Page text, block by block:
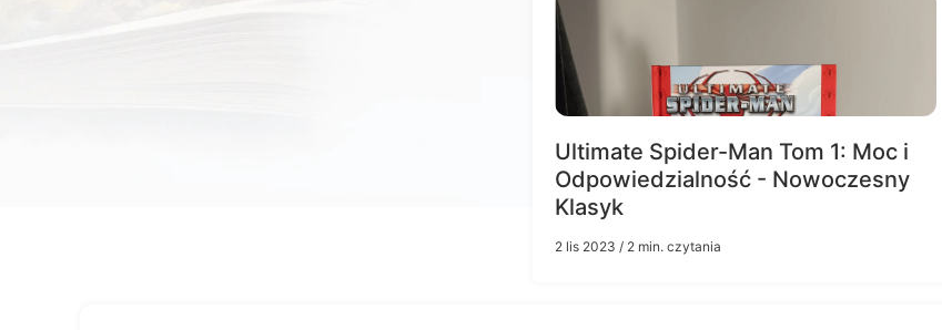
Ultimate Spider-Man Tom 1: Moc i
Odpowiedzialność - Nowoczesny
Klasyk
2 lis 2023 / 2 min. czytania